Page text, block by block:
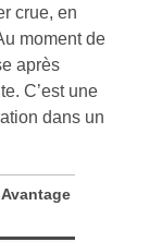
crue, en
moment de
après
C’est une
dans un
Avantage